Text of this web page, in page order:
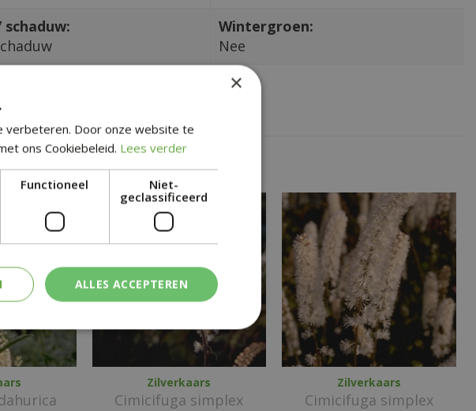
schaduw:
Wintergroen:
Nee
Zilverkaars
Cimicifuga simplex
Zilverkaars
Cimicifuga simplex
×
verbeteren. Door onze website te
ons Cookiebeleid. Lees verder
Functioneel
Niet-
geclassificeerd
ALLES ACCEPTEREN